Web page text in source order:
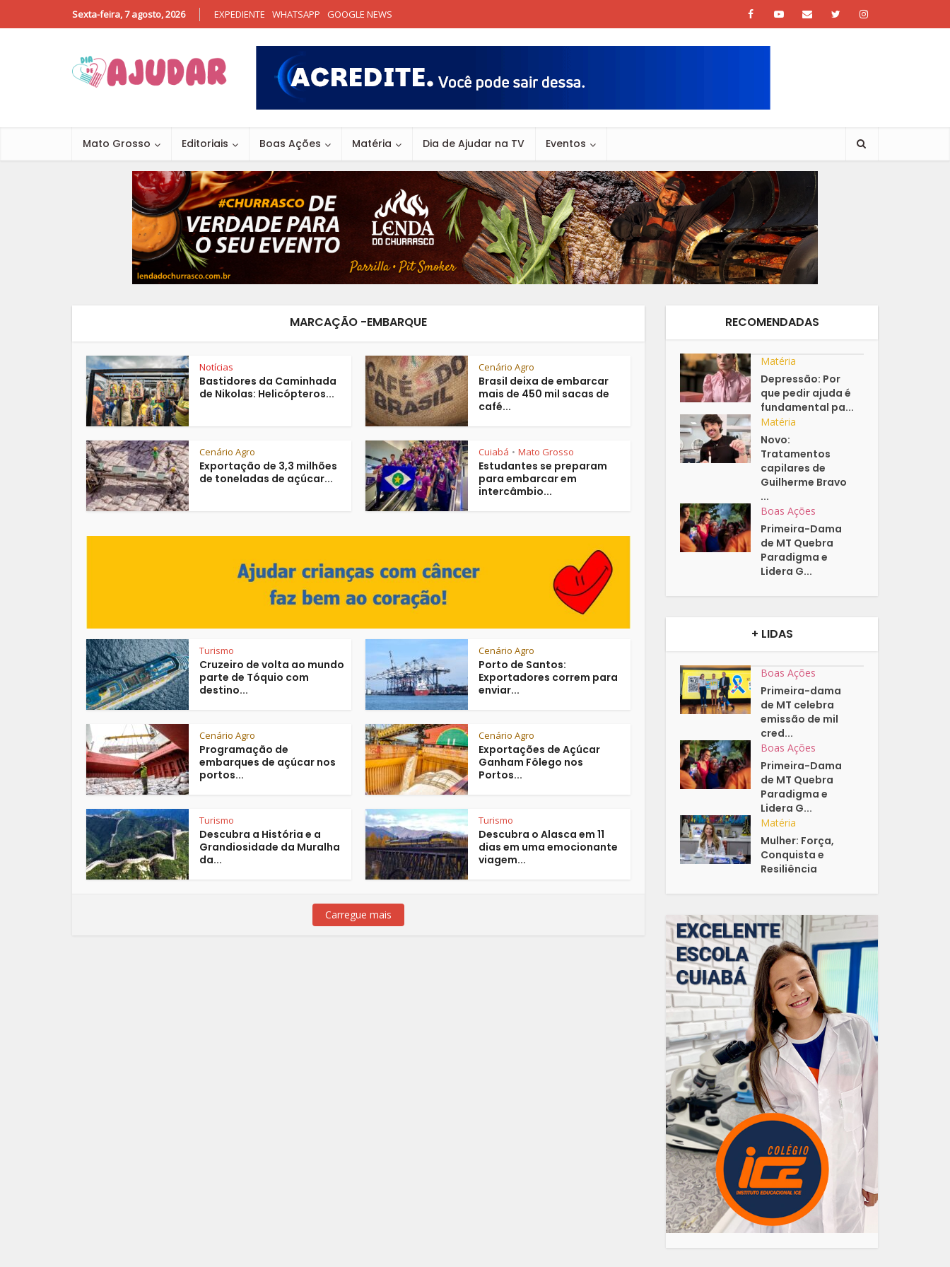
Sexta-feira, 7 agosto, 2026 EXPEDIENTE WHATSAPP GOOGLE NEWS
Mato Grosso Editoriais Boas Ações Matéria Dia de Ajudar na TV Eventos
MARCAÇÃO -EMBARQUE
Notícias
Bastidores da Caminhada
de Nikolas: Helicópteros...
Cenário Agro
Brasil deixa de embarcar
mais de 450 mil sacas de
café...
Cenário Agro
Exportação de 3,3 milhões
de toneladas de açúcar...
Cuiabá • Mato Grosso
Estudantes se preparam
para embarcar em
intercâmbio...
Turismo
Cruzeiro de volta ao mundo
parte de Tóquio com
destino...
Cenário Agro
Porto de Santos:
Exportadores correm para
enviar...
Cenário Agro
Programação de
embarques de açúcar nos
portos...
Cenário Agro
Exportações de Açúcar
Ganham Fôlego nos
Portos...
Turismo
Descubra a História e a
Grandiosidade da Muralha
da...
Turismo
Descubra o Alasca em 11
dias em uma emocionante
viagem...
Carregue mais
RECOMENDADAS
Matéria
Depressão: Por
que pedir ajuda é
fundamental pa...
Matéria
Novo:
Tratamentos
capilares de
Guilherme Bravo
...
Boas Ações
Primeira-Dama
de MT Quebra
Paradigma e
Lidera G...
+ LIDAS
Boas Ações
Primeira-dama
de MT celebra
emissão de mil
cred...
Boas Ações
Primeira-Dama
de MT Quebra
Paradigma e
Lidera G...
Matéria
Mulher: Força,
Conquista e
Resiliência